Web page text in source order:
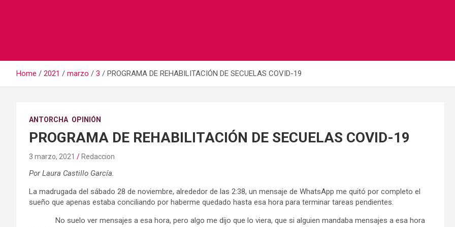
Home 2021 marzo 3 PROGRAMA DE REHABILITACIÓN DE SECUELAS COVID-19
ANTORCHA OPINIÓN
PROGRAMA DE REHABILITACIÓN DE SECUELAS COVID-19
3 marzo, 2021 Redaccion
Por Laura Castillo García.
La madrugada del sábado 28 de noviembre, alrededor de las 2:38, un mensaje de WhatsApp me quitó por completo el
sueño que apenas estaba conciliando por haberme quedado hasta esa hora para terminar tareas pendientes.
No suelo ver mensajes a esa hora, pero algo me dijo que lo viera, que si alguien mandaba mensajes a esa hora